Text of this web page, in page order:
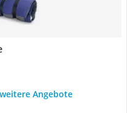
Angebote